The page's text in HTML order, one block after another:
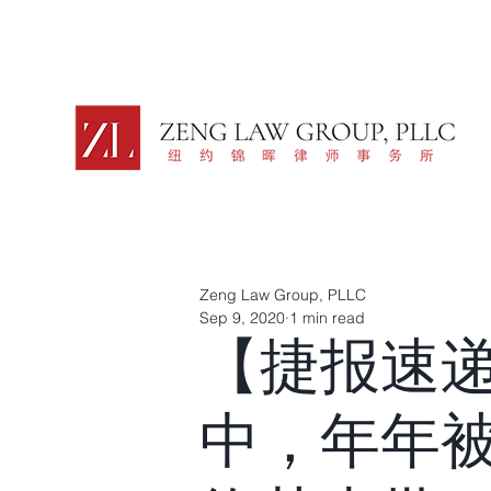
【捷报速
中，年年
Zeng Law Group, PLLC
Sep 9, 2020 1 min read